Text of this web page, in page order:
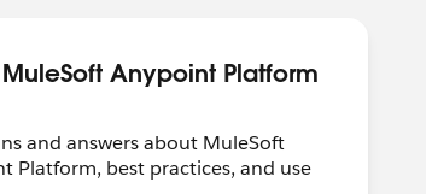
MuleSoft Anypoint Platform
and answers about MuleSoft
Platform, best practices, and use